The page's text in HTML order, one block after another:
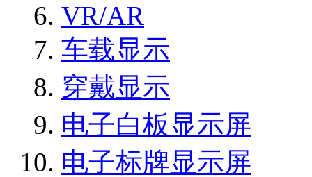
VR/AR
车载显示
穿戴显示
电子白板显示屏
电子标牌显示屏